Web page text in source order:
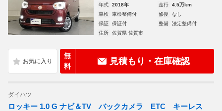
年式 2018年 走行
4.5万km
車検
車検整備付 修復
なし
保証
保証付 整備
法定整備付
住所
佐賀県 佐賀市
無
料
見積もり・在庫確認
ダイハツ
ロッキー 1.0 G ナビ＆TV バックカメラ ETC キーレス